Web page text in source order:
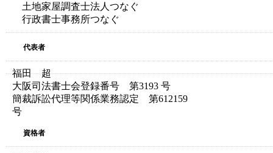
土地家屋調査士法人つなぐ
行政書士事務所つなぐ
代表者
福田 超
大阪司法書士会登録番号 第3193 号
簡裁訴訟代理等関係業務認定 第612159
号
資格者